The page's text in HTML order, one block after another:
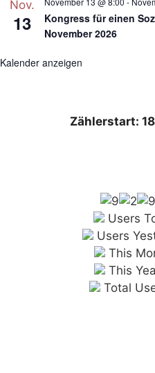
Nov.
13
Kongress für einen
November 2026
Kalender anzeigen
Zählerstart:
Users
Users
This
This
Total